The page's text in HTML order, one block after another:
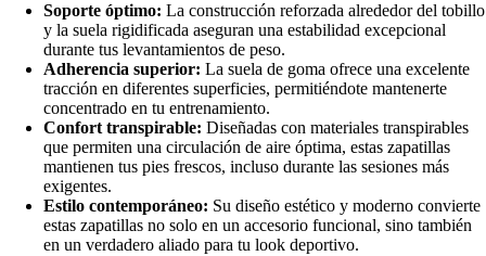
Soporte óptimo: La construcción reforzada alrededor del tobillo
y la suela rigidificada aseguran una estabilidad excepcional
durante tus levantamientos de peso.
Adherencia superior: La suela de goma ofrece una excelente
tracción en diferentes superficies, permitiéndote mantenerte
concentrado en tu entrenamiento.
Confort transpirable: Diseñadas con materiales transpirables
que permiten una circulación de aire óptima, estas zapatillas
mantienen tus pies frescos, incluso durante las sesiones más
exigentes.
Estilo contemporáneo: Su diseño estético y moderno convierte
estas zapatillas no solo en un accesorio funcional, sino también
en un verdadero aliado para tu look deportivo.